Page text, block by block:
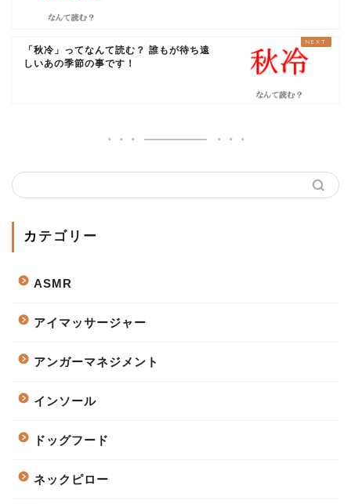
「秋冷」ってなんて読む？ 誰もが待ち遠
しいあの季節の事です！
カテゴリー
ASMR
アイマッサージャー
アンガーマネジメント
インソール
ドッグフード
ネックピロー